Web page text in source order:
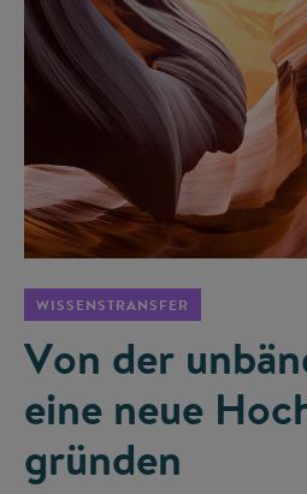
WISSENSTRANSFER
Von der
eine neue
gründen